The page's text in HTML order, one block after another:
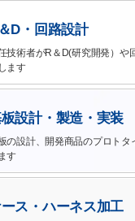
D・回路設計
技術者がR＆D(研究開発）や
ます
設計・製造・実装
の設計、開発商品のプロト
す
ス・ハーネス加工